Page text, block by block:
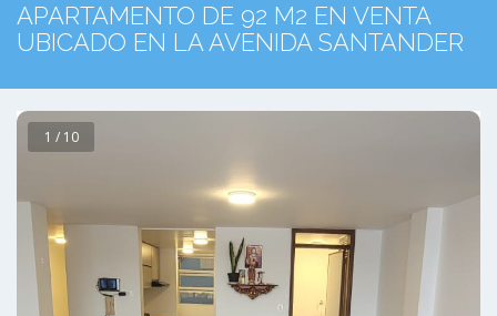
APARTAMENTO DE 92 M2 EN VENTA
UBICADO EN LA AVENIDA SANTANDER
1 / 10